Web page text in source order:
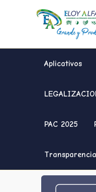
Aplicativos
PAC 2025
Transparencia